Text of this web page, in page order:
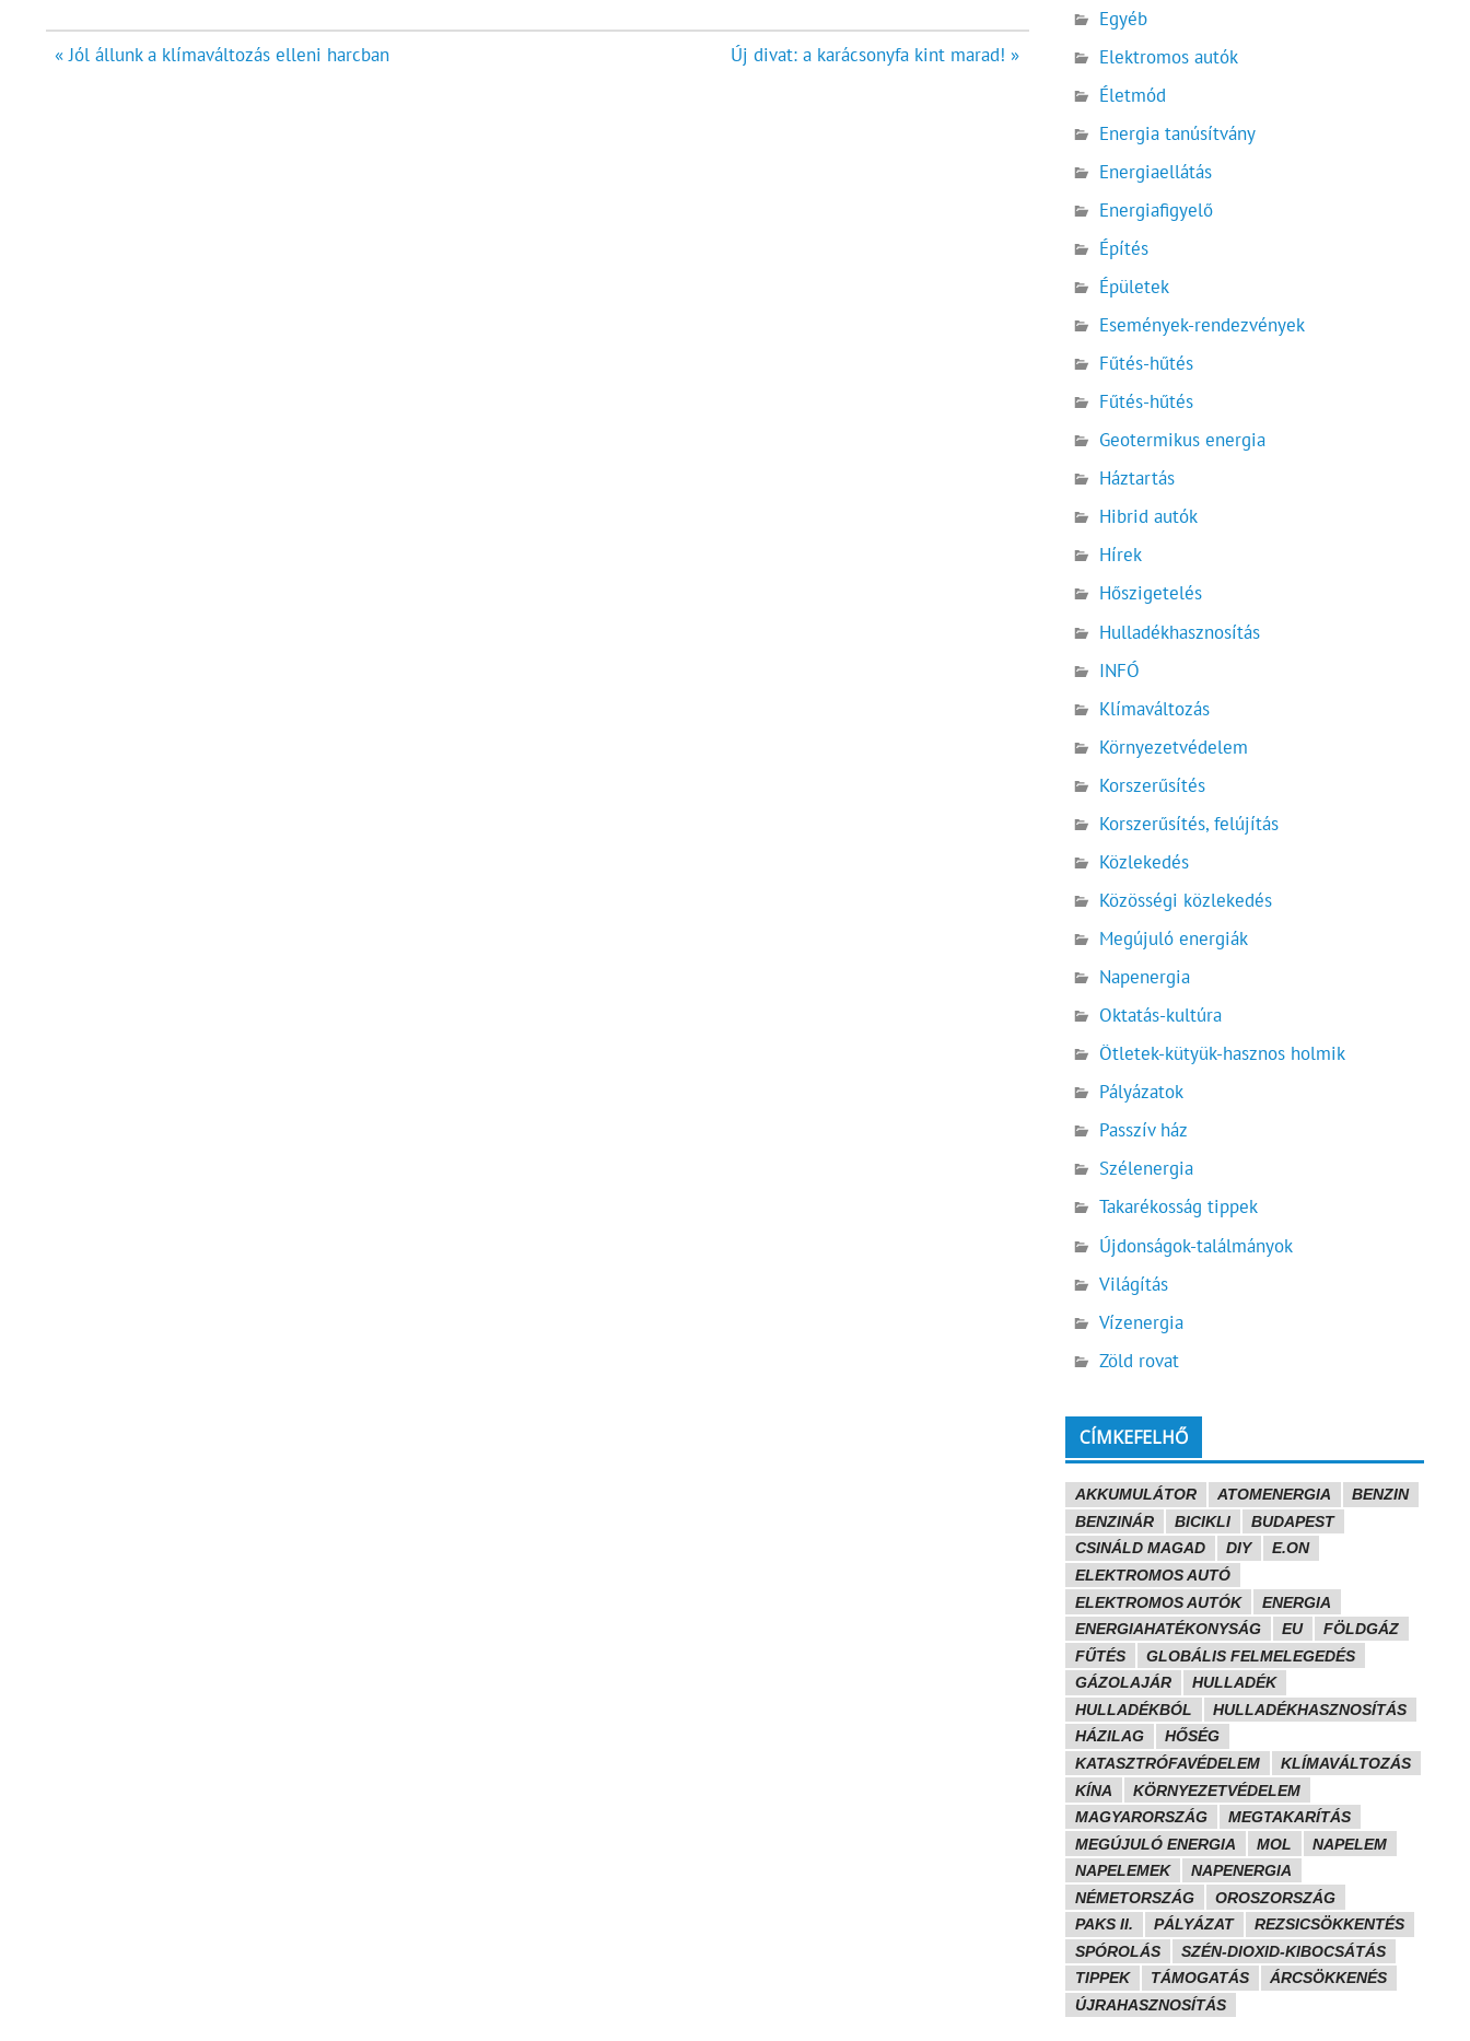
Bejegyzés
« Jól állunk a klímaváltozás elleni harcban Új divat: a karácsonyfa kint marad! »
Egyéb
Elektromos autók
Életmód
Energia tanúsítvány
Energiaellátás
Energiafigyelő
Építés
Épületek
Események-rendezvények
Fűtés-hűtés
Fűtés-hűtés
Geotermikus energia
Háztartás
Hibrid autók
Hírek
Hőszigetelés
Hulladékhasznosítás
INFÓ
Klímaváltozás
Környezetvédelem
Korszerűsítés
Korszerűsítés, felújítás
Közlekedés
Közösségi közlekedés
Megújuló energiák
Napenergia
Oktatás-kultúra
Ötletek-kütyük-hasznos holmik
Pályázatok
Passzív ház
Szélenergia
Takarékosság tippek
Újdonságok-találmányok
Világítás
Vízenergia
Zöld rovat
CÍMKEFELHŐ
AKKUMULÁTOR ATOMENERGIA
BENZIN
BENZINÁR
BICIKLI
BUDAPEST
CSINÁLD MAGAD
DIY
E.ON
ELEKTROMOS AUTÓ
ELEKTROMOS AUTÓK
ENERGIA
ENERGIAHATÉKONYSÁG
EU
FÖLDGÁZ
FŰTÉS
GLOBÁLIS FELMELEGEDÉS
GÁZOLAJÁR
HULLADÉK
HULLADÉKBÓL
HULLADÉKHASZNOSÍTÁS
HÁZILAG
HŐSÉG
KATASZTRÓFAVÉDELEM
KLÍMAVÁLTOZÁS
KÍNA
KÖRNYEZETVÉDELEM
MAGYARORSZÁG
MEGTAKARÍTÁS
MEGÚJULÓ ENERGIA
MOL
NAPELEM
NAPELEMEK
NAPENERGIA
NÉMETORSZÁG
OROSZORSZÁG
PAKS II.
PÁLYÁZAT
REZSICSÖKKENTÉS
SPÓROLÁS
SZÉN-DIOXID-KIBOCSÁTÁS
TIPPEK
TÁMOGATÁS
ÁRCSÖKKENÉS
ÚJRAHASZNOSÍTÁS